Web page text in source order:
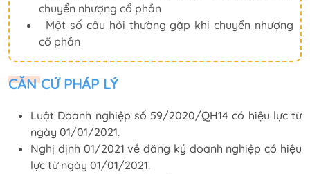
chuyển nhượng cổ phần
Một số câu hỏi thường gặp khi chuyển nhượng
cổ phần
CĂN CỨ PHÁP LÝ
Luật Doanh nghiệp số 59/2020/QH14 có hiệu lực từ
ngày 01/01/2021.
Nghị định 01/2021 về đăng ký doanh nghiệp có hiệu
lực từ ngày 01/01/2021.